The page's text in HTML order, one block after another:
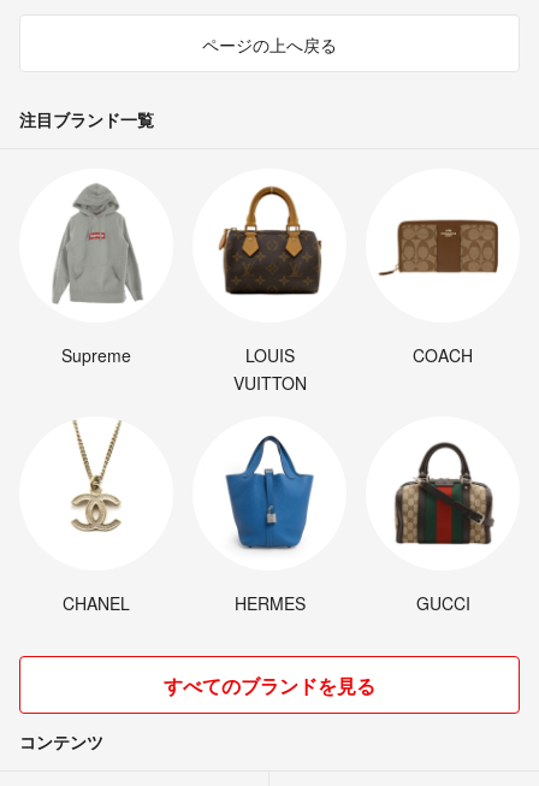
ページの上へ戻る
注目ブランド一覧
Supreme
LOUIS
VUITTON
COACH
CHANEL HERMES GUCCI
すべてのブランドを見る
コンテンツ